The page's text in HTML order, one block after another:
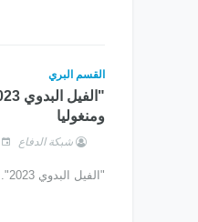
القسم البري
ومنغوليا
شبكة الدفاع
"الفيل البدوي 2023".. بدء التدريبات العسكرية المشتركة بين الهند ومنغوليا